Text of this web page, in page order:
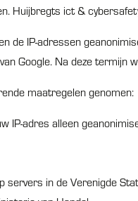
Huijbregts ict &
IP-adressen
Google. Na deze termijn
maatregelen genomen:
IP-adres alleen
in de Verenigde